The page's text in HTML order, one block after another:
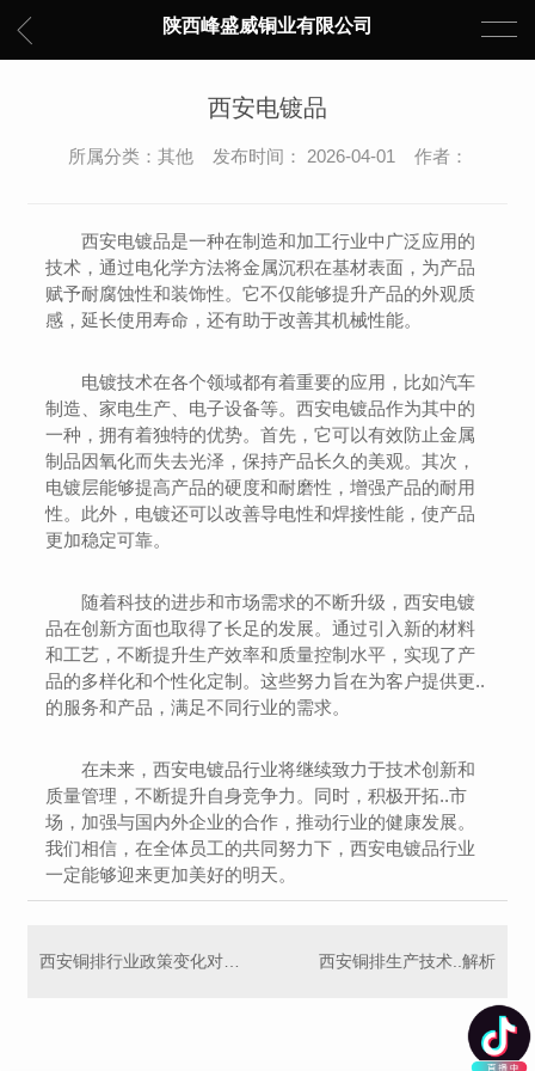
陕西峰盛威铜业有限公司
西安电镀品
所属分类：其他 发布时间： 2026-04-01 作者：
西安电镀品是一种在制造和加工行业中广泛应用的
技术，通过电化学方法将金属沉积在基材表面，为产品
赋予耐腐蚀性和装饰性。它不仅能够提升产品的外观质
感，延长使用寿命，还有助于改善其机械性能。
电镀技术在各个领域都有着重要的应用，比如汽车
制造、家电生产、电子设备等。西安电镀品作为其中的
一种，拥有着独特的优势。首先，它可以有效防止金属
制品因氧化而失去光泽，保持产品长久的美观。其次，
电镀层能够提高产品的硬度和耐磨性，增强产品的耐用
性。此外，电镀还可以改善导电性和焊接性能，使产品
更加稳定可靠。
随着科技的进步和市场需求的不断升级，西安电镀
品在创新方面也取得了长足的发展。通过引入新的材料
和工艺，不断提升生产效率和质量控制水平，实现了产
品的多样化和个性化定制。这些努力旨在为客户提供更..
的服务和产品，满足不同行业的需求。
在未来，西安电镀品行业将继续致力于技术创新和
质量管理，不断提升自身竞争力。同时，积极开拓..市
场，加强与国内外企业的合作，推动行业的健康发展。
我们相信，在全体员工的共同努力下，西安电镀品行业
一定能够迎来更加美好的明天。
西安铜排生产技术..解析